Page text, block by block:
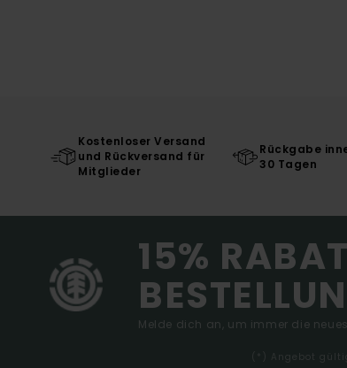
Kostenloser Versand
und Rückversand für
Mitglieder
Rückgabe
30 Tagen
15%
Melde dich an, um immer die
(*) Angebot